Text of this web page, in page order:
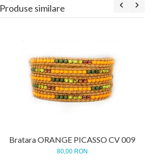
Produse similare
Bratara ORANGE PICASSO CV 009
80,00 RON